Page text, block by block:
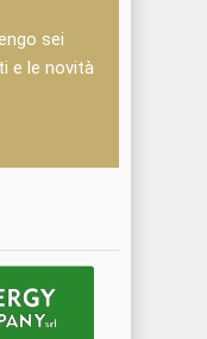
sei
e le novità